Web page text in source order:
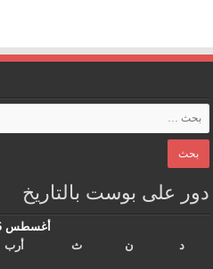
دور على بوست بالتاريخ
أغسطس 2026
د
ن ث أرب